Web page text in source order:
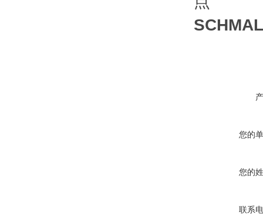
您的
您的
联系